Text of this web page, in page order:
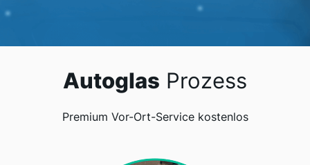
Autoglas Prozess
Premium Vor-Ort-Service kostenlos